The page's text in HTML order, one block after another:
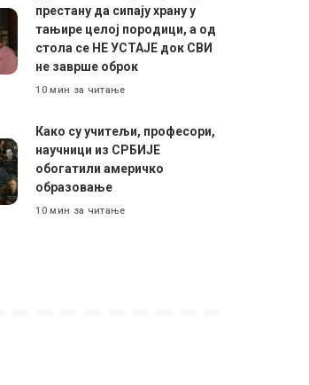
престану да сипају храну у
тањире целој породици, а од
стола се НЕ УСТАЈЕ док СВИ
не заврше оброк
10 мин за читање
Како су учитељи, професори,
научници из СРБИЈЕ
обогатили америчко
образовање
10 мин за читање